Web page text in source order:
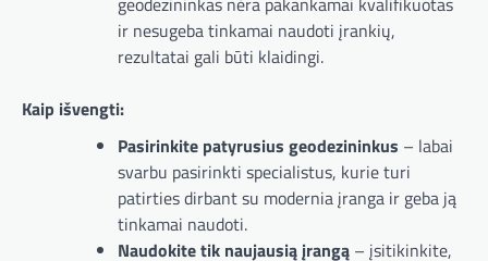
ir nesugeba tinkamai naudoti įrankių,
rezultatai gali būti klaidingi.
Kaip išvengti:
Pasirinkite patyrusius geodezininkus – labai
svarbu pasirinkti specialistus, kurie turi
patirties dirbant su modernia įranga ir geba ją
tinkamai naudoti.
Naudokite tik naujausią įrangą – įsitikinkite,